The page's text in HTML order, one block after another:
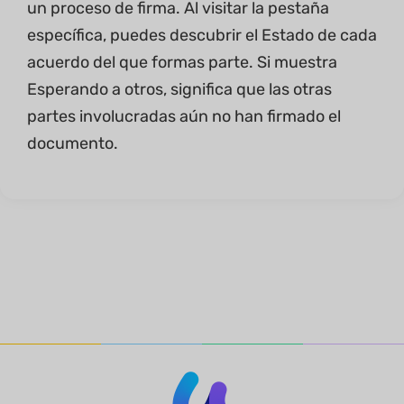
un proceso de firma. Al visitar la pestaña
específica, puedes descubrir el Estado de cada
acuerdo del que formas parte. Si muestra
Esperando a otros, significa que las otras
partes involucradas aún no han firmado el
documento.